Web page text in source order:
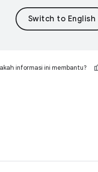
informasi ini membantu?